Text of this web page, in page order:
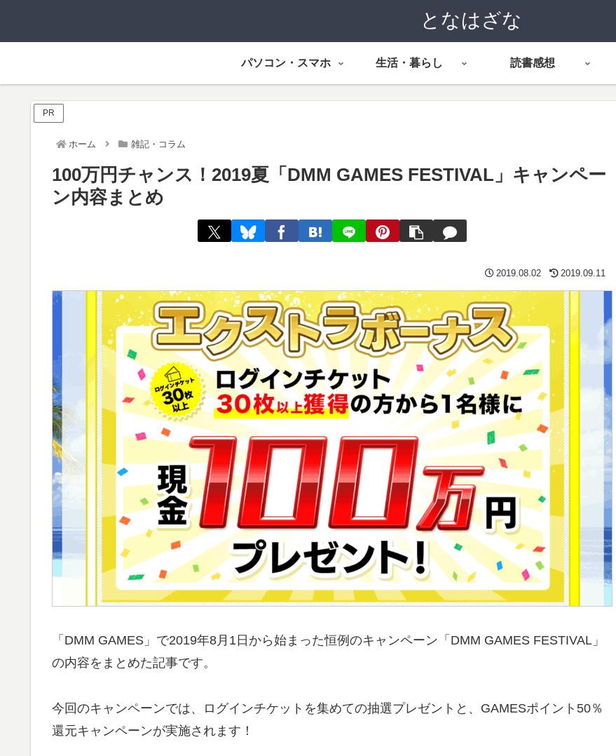
となはざな
パソコン・スマホ 生活・暮らし 読書感想
PR
ホーム 雑記・コラム
100万円チャンス！2019夏「DMM GAMES FESTIVAL」キャンペー
ン内容まとめ
2019.08.02 2019.09.11
「DMM GAMES」で2019年8月1日から始まった恒例のキャンペーン「DMM GAMES FESTIVAL」
の内容をまとめた記事です。
今回のキャンペーンでは、ログインチケットを集めての抽選プレゼントと、GAMESポイント50％
還元キャンペーンが実施されます！